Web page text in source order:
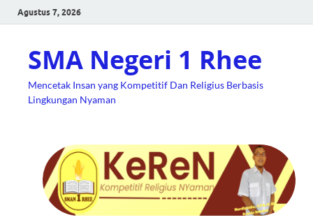
Agustus 7, 2026
SMA Negeri 1 Rhee
Mencetak Insan yang Kompetitif Dan Religius Berbasis
Lingkungan Nyaman